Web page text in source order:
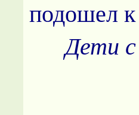
подошел к
Дети